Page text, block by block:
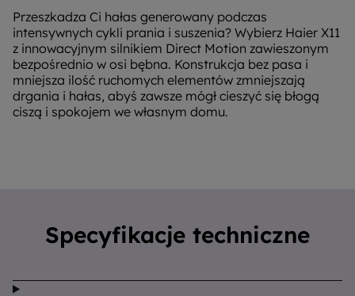
Przeszkadza Ci hałas generowany podczas
intensywnych cykli prania i suszenia? Wybierz Haier X11
z innowacyjnym silnikiem Direct Motion zawieszonym
bezpośrednio w osi bębna. Konstrukcja bez pasa i
mniejsza ilość ruchomych elementów zmniejszają
drgania i hałas, abyś zawsze mógł cieszyć się błogą
ciszą i spokojem we własnym domu.
Specyfikacje techniczne